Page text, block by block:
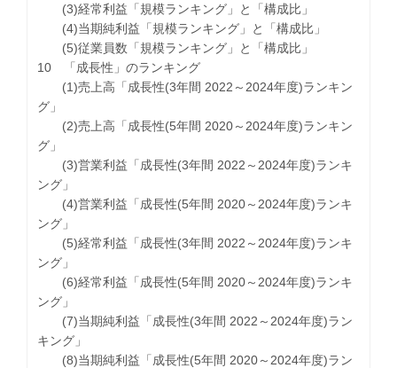
(3)経常利益「規模ランキング」と「構成比」
(4)当期純利益「規模ランキング」と「構成比」
(5)従業員数「規模ランキング」と「構成比」
10 「成長性」のランキング
(1)売上高「成長性(3年間 2022～2024年度)ランキン
グ」
(2)売上高「成長性(5年間 2020～2024年度)ランキン
グ」
(3)営業利益「成長性(3年間 2022～2024年度)ランキ
ング」
(4)営業利益「成長性(5年間 2020～2024年度)ランキ
ング」
(5)経常利益「成長性(3年間 2022～2024年度)ランキ
ング」
(6)経常利益「成長性(5年間 2020～2024年度)ランキ
ング」
(7)当期純利益「成長性(3年間 2022～2024年度)ラン
キング」
(8)当期純利益「成長性(5年間 2020～2024年度)ラン